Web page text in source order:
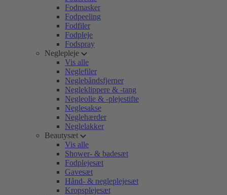
Fodmasker
Fodpeeling
Fodfiler
Fodpleje
Fodspray
Neglepleje
Vis alle
Neglefiler
Neglebåndsfjerner
Negleklippere & -tang
Negleolie & -plejestifte
Neglesakse
Neglehærder
Neglelakker
Beautysæt
Vis alle
Shower- & badesæt
Fodplejesæt
Gavesæt
Hånd- & negleplejesæt
Kropsplejesæt